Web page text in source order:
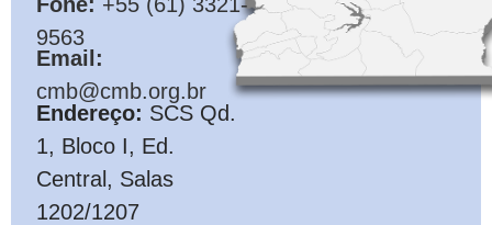
9563
Email:
cmb@cmb.org.br
Endereço: SCS Qd.
1, Bloco I, Ed.
Central, Salas
1202/1207